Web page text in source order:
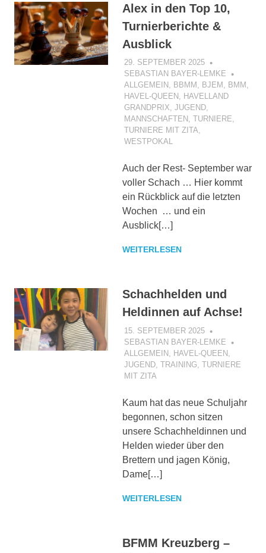
Alex in den Top 10,
Turnierberichte &
Ausblick
29. SEPTEMBER 2025
SEBASTIAN BAYER-LEMKE
ALLGEMEIN , BBMM , BJEM , BMM ,
HAVEL-QUEEN , HAVELLAND
GRANDPRIX, JUGEND,
MANNSCHAFTEN , TURNIERE,
TURNIERE MIT ZITA,
WESTPOKAL
Auch der Rest- September war
voller Schach … Hier kommt
ein Rückblick auf die letzten
Wochen … und ein
Ausblick[…]
WEITERLESEN
Schachhelden und
Heldinnen auf Achse!
15. SEPTEMBER 2025
SEBASTIAN BAYER-LEMKE
ALLGEMEIN, HAVEL-QUEEN,
JUGEND, TRAINING TURNIERE
MIT ZITA
Kaum hat das neue Schuljahr
begonnen, schon sitzen
unsere Schachheldinnen und
Helden wieder über den
Brettern und jagen König,
Dame[…]
WEITERLESEN
BFMM Kreuzberg –